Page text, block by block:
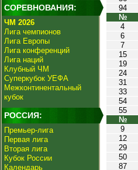
СОРЕВНОВАНИЯ:
ЧМ 2026
Лига чемпионов
Лига Европы
Лига конференций
Лига наций
Клубный ЧМ
Суперкубок УЕФА
Межконтинентальный
кубок
РОССИЯ:
Премьер-лига
Первая лига
Вторая лига
Кубок России
Календарь
94
№
4
6
7
15
19
24
31
33
54
55
№
9
12
29
50
87